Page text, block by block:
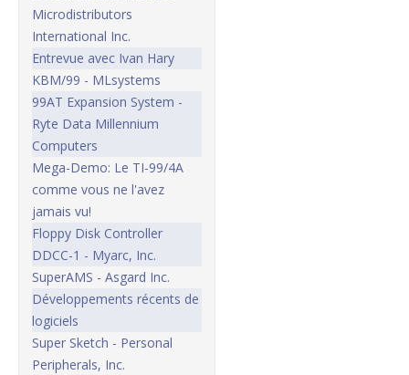
Microdistributors
International Inc.
Entrevue avec Ivan Hary
KBM/99 - MLsystems
99AT Expansion System -
Ryte Data Millennium
Computers
Mega-Demo: Le TI-99/4A
comme vous ne l'avez
jamais vu!
Floppy Disk Controller
DDCC-1 - Myarc, Inc.
SuperAMS - Asgard Inc.
Développements récents de
logiciels
Super Sketch - Personal
Peripherals, Inc.